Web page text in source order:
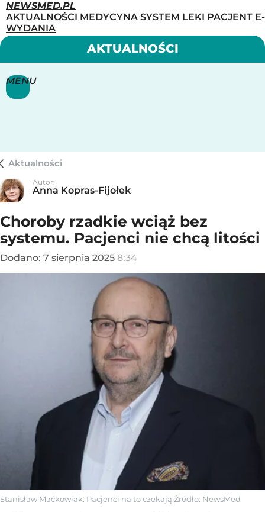
NEWSMED.PL
AKTUALNOŚCI MEDYCYNA SYSTEM LEKI PACJENT E-
WYDANIA
MENU
AKTUALNOŚCI
Aktualności
Autor:
Anna Kopras-Fijołek
Choroby rzadkie wciąż bez
systemu. Pacjenci nie chcą litości
Dodano: 7 sierpnia 2025 8:34
Stanisław Maćkowiak: Pacjenci na to czekają Źródło: NewsMed